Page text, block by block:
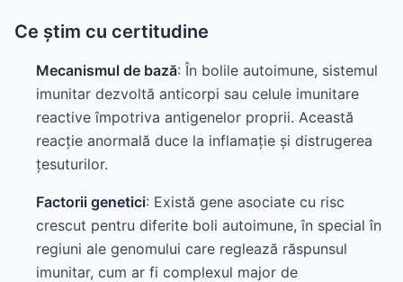
Ce știm cu certitudine
Mecanismul de bază: În bolile autoimune, sistemul
imunitar dezvoltă anticorpi sau celule imunitare
reactive împotriva antigenelor proprii. Această
reacție anormală duce la inflamație și distrugerea
țesuturilor.
Factorii genetici: Există gene asociate cu risc
crescut pentru diferite boli autoimune, în special în
regiuni ale genomului care reglează răspunsul
imunitar, cum ar fi complexul major de